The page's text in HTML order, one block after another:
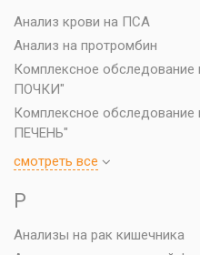
Анализ крови на ПСА
Анализ на протромбин
Комплексное обследование
ПОЧКИ"
Комплексное
ПЕЧЕНЬ"
cмотреть все
Р
Анализы на рак кишечника